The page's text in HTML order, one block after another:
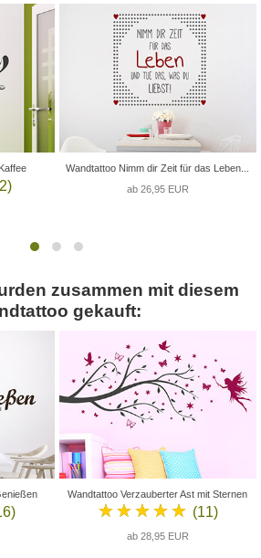
Wandtattoo Nimm dir Zeit für das Leben...
ab 26,95 EUR
zusammen mit diesem
gekauft:
Wandtattoo Verzauberter Ast mit Sternen
★★★★★ (11)
ab 28,95 EUR